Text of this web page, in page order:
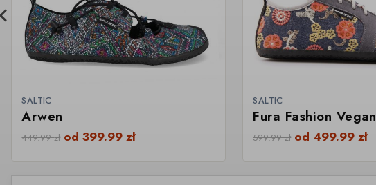
SALTIC
Arwen
449.99zł od399.99zł
SALTIC
Fura Fashion Vegan
599.99zł od 499.99zł